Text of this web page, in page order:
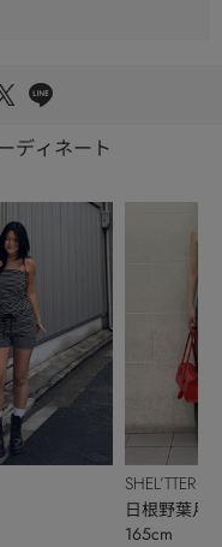
ディネート
SHEL’TTER
日根野葉月
165cm